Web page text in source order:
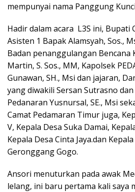
mempunyai nama Panggung
Hadir dalam acara L3S ini, Bupati
Asisten 1 Bapak Alamsyah, Sos.,
Badan penanggulangan Bencana
Martin, S. Sos., MM, Kapolsek
Gunawan, SH., Msi dan jajaran,
yang diwakili Sersan Sutrasno
Pedanaran Yusnursal, SE., Msi
Camat Pedamaran Timur juga,
V, Kepala Desa Suka Damai,
Kepala Desa Cinta Jaya.dan
Geronggang Gogo.
Ansori menuturkan pada awak
lelang, ini baru pertama kali saya